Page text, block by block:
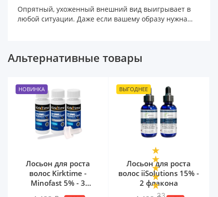
Опрятный, ухоженный внешний вид выигрывает в
любой ситуации. Даже если вашему образу нужна
Альтернативные товары
НОВИНКА
Лосьон для роста
волос Kirktime -
Minofast 5% - 3
ВЫГОДНЕЕ
33
Лосьон для роста
волос iiSolutions 15% -
2 флакона